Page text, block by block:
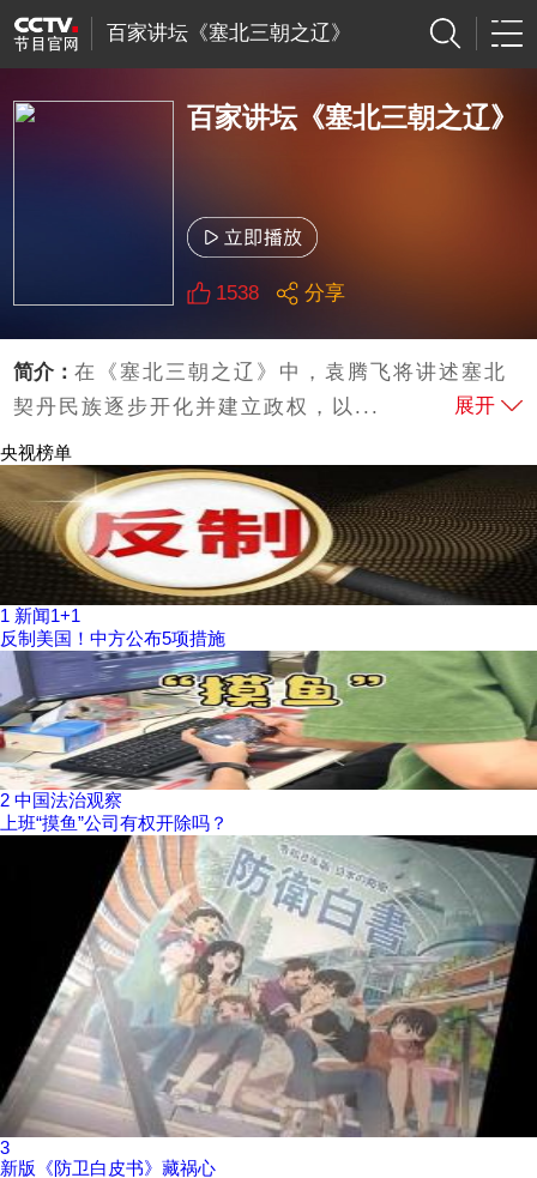
百家讲坛《塞北三朝之辽》
百家讲坛《塞北三朝之辽》
1538 分享
简介：在《塞北三朝之辽》中，袁腾飞将讲述塞北
契丹民族逐步开化并建立政权，以...
展开
央视榜单
1 新闻1+1
反制美国！中方公布5项措施
2 中国法治观察
上班“摸鱼”公司有权开除吗？
3
新版《防卫白皮书》藏祸心